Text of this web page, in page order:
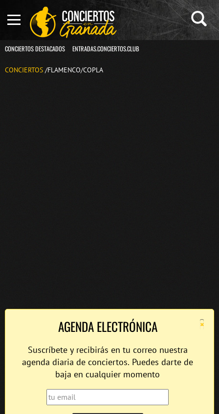
CONCIERTOS DESTACADOS ENTRADAS.CONCIERTOS.CLUB
CONCIERTOS /FLAMENCO/COPLA
×
AGENDA ELECTRÓNICA
Suscríbete y recibirás en tu correo nuestra
agenda diaria de conciertos. Puedes darte de
baja en cualquier momento